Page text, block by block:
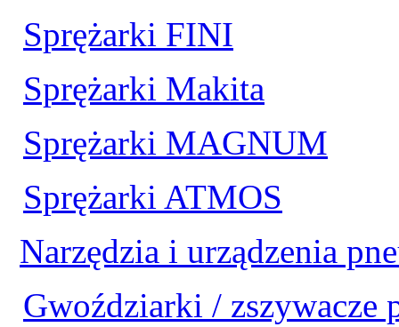
Sprężarki FINI
Sprężarki Makita
Sprężarki MAGNUM
Sprężarki ATMOS
Narzędzia i urządzenia
Gwoździarki / zszywacze